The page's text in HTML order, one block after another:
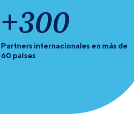
+300
Partners internacionales en más de
60 países